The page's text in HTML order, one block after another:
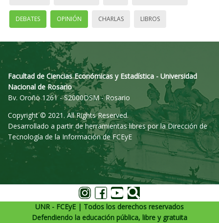
DEBATES OPINIÓN CHARLAS LIBROS
Facultad de Ciencias Económicas y Estadística - Universidad
Nacional de Rosario
Bv. Oroño 1261 - S2000DSM - Rosario
Copyright © 2021. All Rights Reserved.
Desarrollado a partir de herramientas libres por la Dirección de
Tecnología de la Información de FCEyE
UNR - FCEyE | Todos los derechos reservados
Defendiendo la educación pública, libre y gratuita